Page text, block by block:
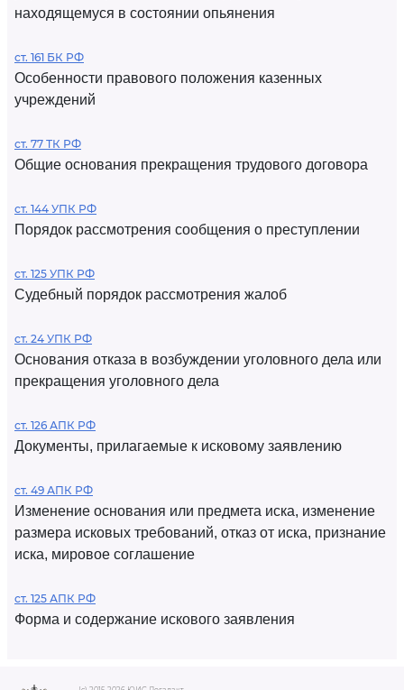
находящемуся в состоянии опьянения
ст. 161 БК РФ
Особенности правового положения казенных
учреждений
ст. 77 ТК РФ
Общие основания прекращения трудового договора
ст. 144 УПК РФ
Порядок рассмотрения сообщения о преступлении
ст. 125 УПК РФ
Судебный порядок рассмотрения жалоб
ст. 24 УПК РФ
Основания отказа в возбуждении уголовного дела или
прекращения уголовного дела
ст. 126 АПК РФ
Документы, прилагаемые к исковому заявлению
ст. 49 АПК РФ
Изменение основания или предмета иска, изменение
размера исковых требований, отказ от иска, признание
иска, мировое соглашение
ст. 125 АПК РФ
Форма и содержание искового заявления